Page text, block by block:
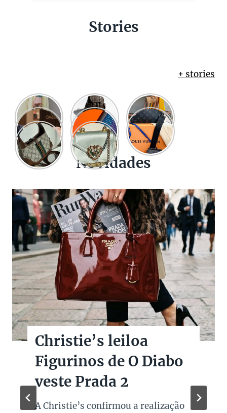
Stories
+ stories
Novidades
Christie’s leiloa
Figurinos de O Diabo
veste Prada 2
A Christie’s confirmou a realização